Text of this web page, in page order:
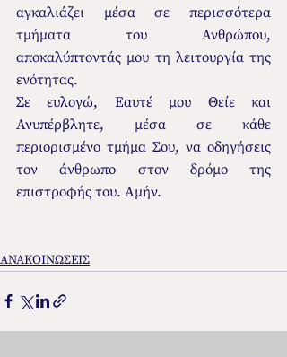
αγκαλιάζει μέσα σε περισσότερα
τμήματα του Ανθρώπου,
αποκαλύπτοντάς μου τη λειτουργία της
ενότητας.
Σε ευλογώ, Εαυτέ μου Θείε και
Ανυπέρβλητε, μέσα σε κάθε
περιορισμένο τμήμα Σου, να οδηγήσεις
τον άνθρωπο στον δρόμο της
επιστροφής του. Αμήν.
ΑΝΑΚΟΙΝΩΣΕΙΣ